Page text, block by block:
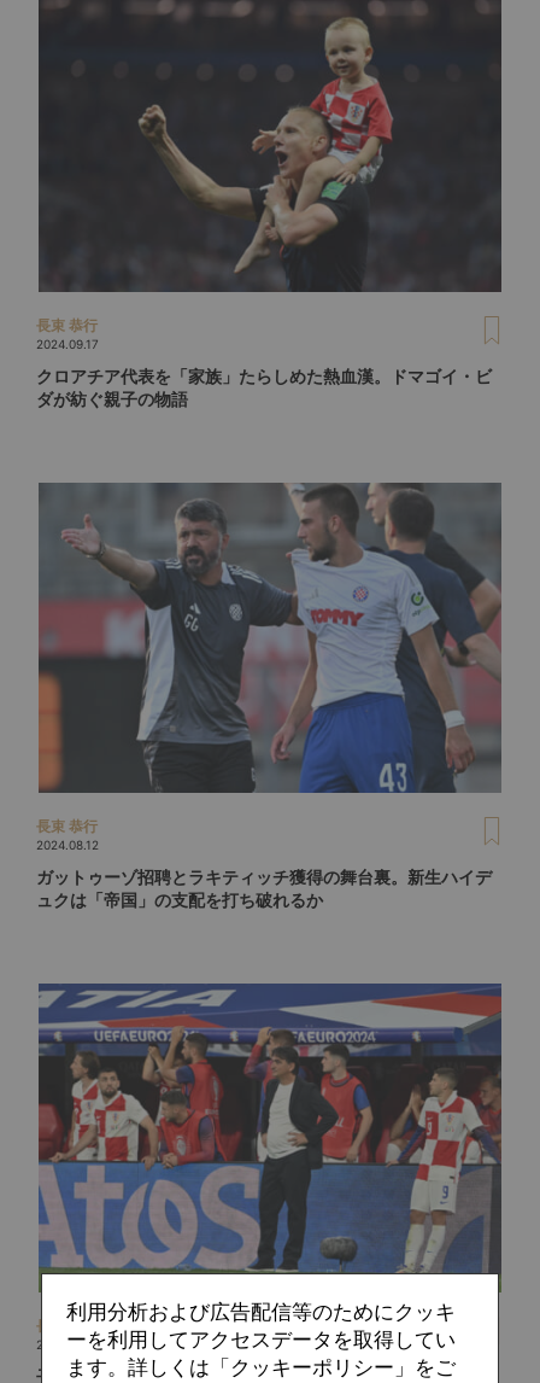
長束 恭行
2024.09.17
クロアチア代表を「家族」たらしめた熱血漢。ドマゴイ・ビ
ダが紡ぐ親子の物語
長束 恭行
2024.08.12
ガットゥーゾ招聘とラキティッチ獲得の舞台裏。新生ハイデ
ュクは「帝国」の支配を打ち破れるか
長束 恭行
2024.07.13
子離れできない「父性型」監督、ダリッチに振り回されGS敗
利用分析および広告配信等のためにクッキ
ーを利用してアクセスデータを取得してい
ます。詳しくは「クッキーポリシー」をご